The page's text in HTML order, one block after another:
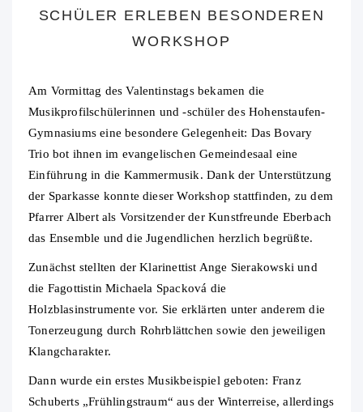
SCHÜLER ERLEBEN BESONDEREN
WORKSHOP
Am Vormittag des Valentinstags bekamen die
Musikprofilschülerinnen und -schüler des Hohenstaufen-
Gymnasiums eine besondere Gelegenheit: Das Bovary
Trio bot ihnen im evangelischen Gemeindesaal eine
Einführung in die Kammermusik. Dank der Unterstützung
der Sparkasse konnte dieser Workshop stattfinden, zu dem
Pfarrer Albert als Vorsitzender der Kunstfreunde Eberbach
das Ensemble und die Jugendlichen herzlich begrüßte.
Zunächst stellten der Klarinettist Ange Sierakowski und
die Fagottistin Michaela Spacková die
Holzblasinstrumente vor. Sie erklärten unter anderem die
Tonerzeugung durch Rohrblättchen sowie den jeweiligen
Klangcharakter.
Dann wurde ein erstes Musikbeispiel geboten: Franz
Schuberts „Frühlingstraum“ aus der Winterreise, allerdings